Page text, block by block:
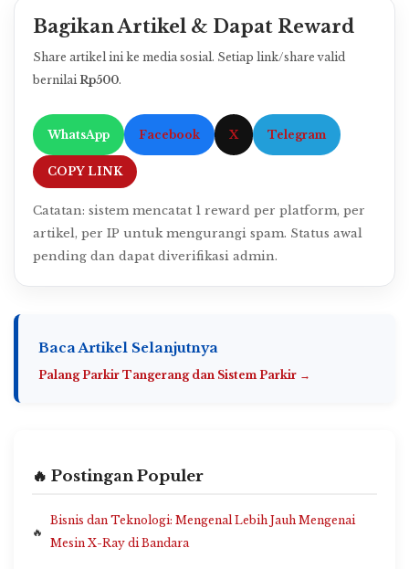
Bagikan Artikel & Dapat Reward
Share artikel ini ke media sosial. Setiap link/share valid
bernilaiRp500.
WhatsApp Facebook X Telegram
COPY LINK
Catatan: sistem mencatat 1 reward per platform, per
artikel, per IP untuk mengurangi spam. Status awal
pending dan dapat diverifikasi admin.
Baca Artikel Selanjutnya
Palang Parkir Tangerang dan Sistem Parkir →
🔥 Postingan Populer
Bisnis dan Teknologi: Mengenal Lebih Jauh Mengenai
Mesin X-Ray di Bandara